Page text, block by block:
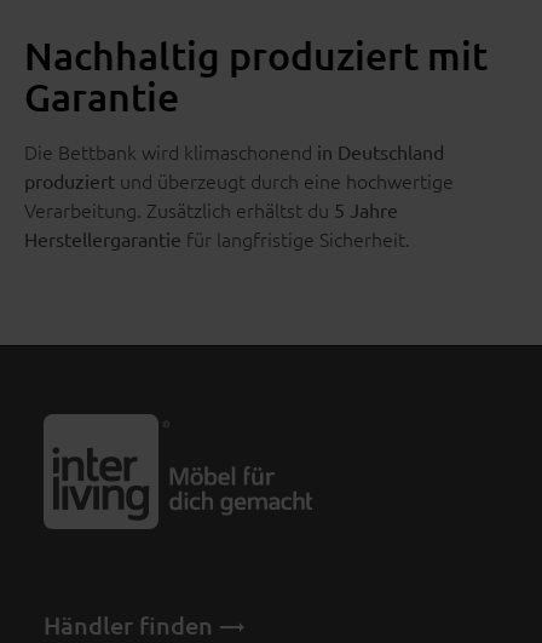
Nachhaltig produziert mit
Garantie
Die Bettbank wird klimaschonend in Deutschland
produziert und überzeugt durch eine hochwertige
Verarbeitung. Zusätzlich erhältst du 5 Jahre
Herstellergarantie für langfristige Sicherheit.
Händler finden